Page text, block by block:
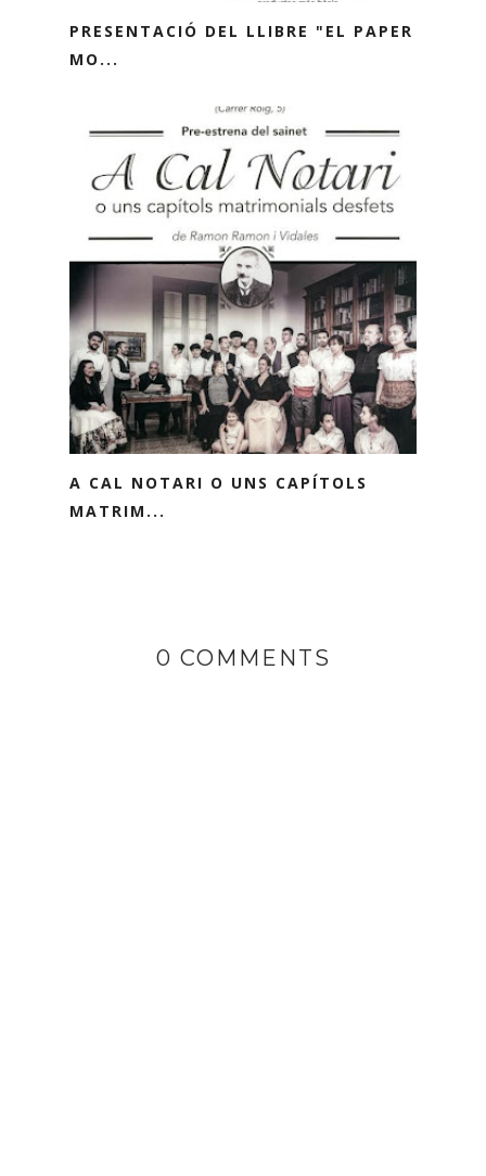
PRESENTACIÓ DEL LLIBRE "EL PAPER
MO...
A CAL NOTARI O UNS CAPÍTOLS
MATRIM...
0 COMMENTS